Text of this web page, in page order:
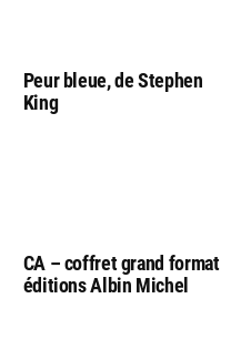
Peur bleue, de Stephen
King
CA – coffret grand format
éditions Albin Michel